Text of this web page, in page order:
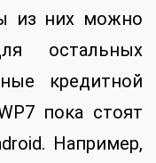
из них можно
остальных
кредитной
пока стоят
Например,